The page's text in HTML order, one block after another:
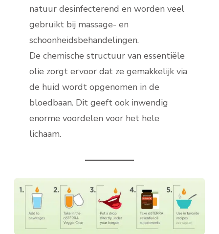
natuur desinfecterend en worden veel
gebruikt bij massage- en
schoonheidsbehandelingen.
De chemische structuur van essentiële
olie zorgt ervoor dat ze gemakkelijk via
de huid wordt opgenomen in de
bloedbaan. Dit geeft ook inwendig
enorme voordelen voor het hele
lichaam.